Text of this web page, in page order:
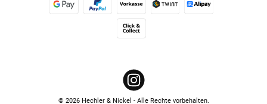
Vorkasse
Instagram
© 2026 Hechler & Nickel - Alle Rechte vorbehalten.